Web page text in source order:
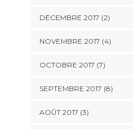
DÉCEMBRE 2017 (2)
NOVEMBRE 2017 (4)
OCTOBRE 2017 (7)
SEPTEMBRE 2017 (8)
AOÛT 2017 (3)